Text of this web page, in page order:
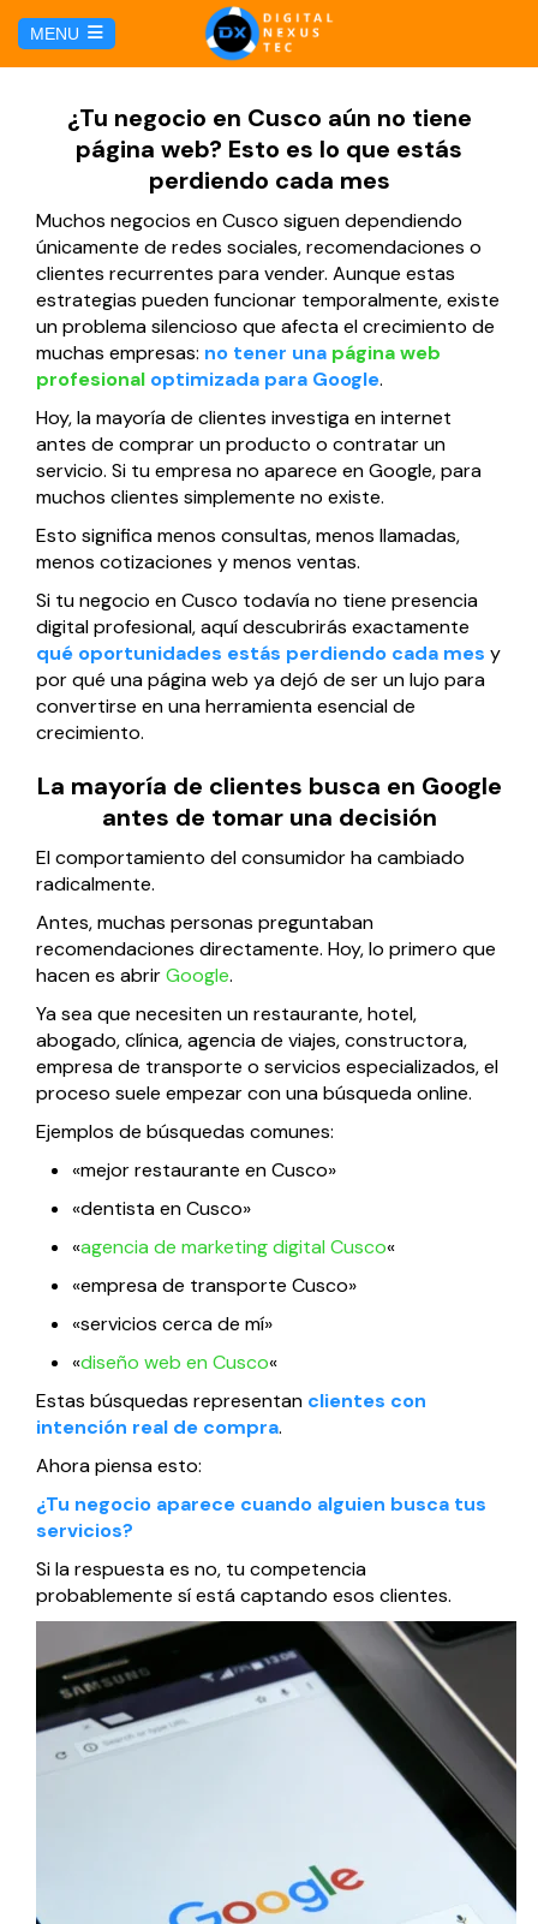
MENU
SERVICIOS
Hosting y Dominio
Gestión de Redes Sociales
Brand Book
Soluciones TI
Soporte Técnico
PÁGINAS
Página web para Agencias de Viaje
Página web para Hoteles
Página web para Restaurantes
Página web para Tiendas Virtuales
Página web para Empresas
MARKETING DIGITAL
Marketing por Facebook
Marketing por Google
BLOG
CONTÁCTANOS
¿Tu negocio en Cusco aún no tiene
página web? Esto es lo que estás
perdiendo cada mes
Muchos negocios en Cusco siguen dependiendo
únicamente de redes sociales, recomendaciones o
clientes recurrentes para vender. Aunque estas
estrategias pueden funcionar temporalmente, existe
un problema silencioso que afecta el crecimiento de
muchas empresas: no tener una página web
profesional optimizada para Google.
Hoy, la mayoría de clientes investiga en internet
antes de comprar un producto o contratar un
servicio. Si tu empresa no aparece en Google, para
muchos clientes simplemente no existe.
Esto significa menos consultas, menos llamadas,
menos cotizaciones y menos ventas.
Si tu negocio en Cusco todavía no tiene presencia
digital profesional, aquí descubrirás exactamente
qué oportunidades estás perdiendo cada mes y
por qué una página web ya dejó de ser un lujo para
convertirse en una herramienta esencial de
crecimiento.
La mayoría de clientes busca en Google
antes de tomar una decisión
El comportamiento del consumidor ha cambiado
radicalmente.
Antes, muchas personas preguntaban
recomendaciones directamente. Hoy, lo primero que
hacen es abrirGoogle.
Ya sea que necesiten un restaurante, hotel,
abogado, clínica, agencia de viajes, constructora,
empresa de transporte o servicios especializados, el
proceso suele empezar con una búsqueda online.
Ejemplos de búsquedas comunes:
«mejor restaurante en Cusco»
«dentista en Cusco»
«agencia de marketing digital Cusco«
«empresa de transporte Cusco»
«servicios cerca de mí»
«diseño web en Cusco«
Estas búsquedas representan clientes con
intención real de compra.
Ahora piensa esto:
¿Tu negocio aparece cuando alguien busca tus
servicios?
Si la respuesta es no, tu competencia
probablemente sí está captando esos clientes.